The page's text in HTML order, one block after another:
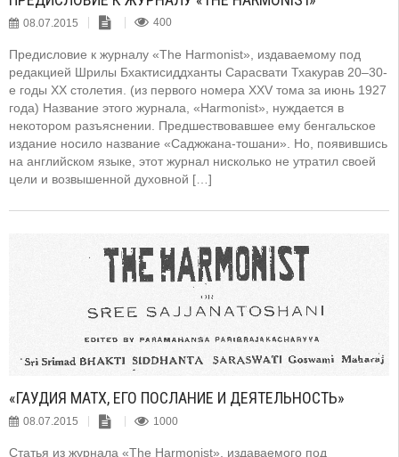
08.07.2015 400
Предисловие к журналу «The Harmonist», издаваемому под
редакцией Шрилы Бхактисиддханты Сарасвати Тхакурав 20–30-
е годы XX столетия. (из первого номера XXV тома за июнь 1927
года) Название этого журнала, «Harmonist», нуждается в
некотором разъяснении. Предшествовавшее ему бенгальское
издание носило название «Саджжана-тошани». Но, появившись
на английском языке, этот журнал нисколько не утратил своей
цели и возвышенной духовной […]
«ГАУДИЯ МАТХ, ЕГО ПОСЛАНИЕ И ДЕЯТЕЛЬНОСТЬ»
08.07.2015 1000
Статья из журнала «The Harmonist», издаваемого под